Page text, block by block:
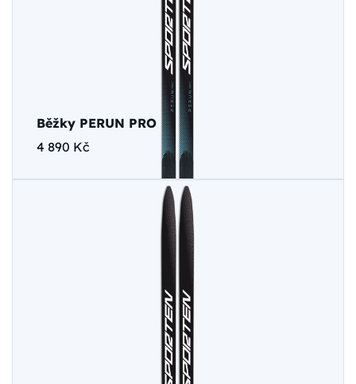
Běžky PERUN PRO
4 890 Kč